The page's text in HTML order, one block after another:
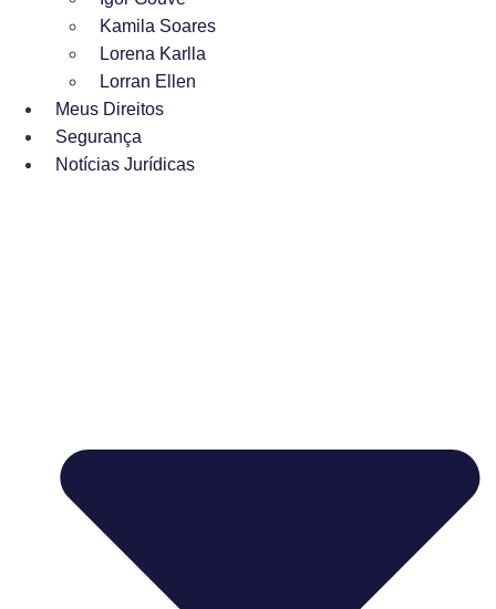
Kamila Soares
Lorena Karlla
Lorran Ellen
Meus Direitos
Segurança
Notícias Jurídicas